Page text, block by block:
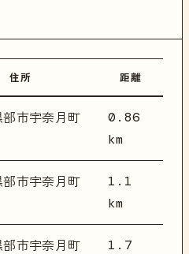
住所 距離
部市宇奈月町
0.86
km
部市宇奈月町
1.1
km
部市宇奈月町 1.7